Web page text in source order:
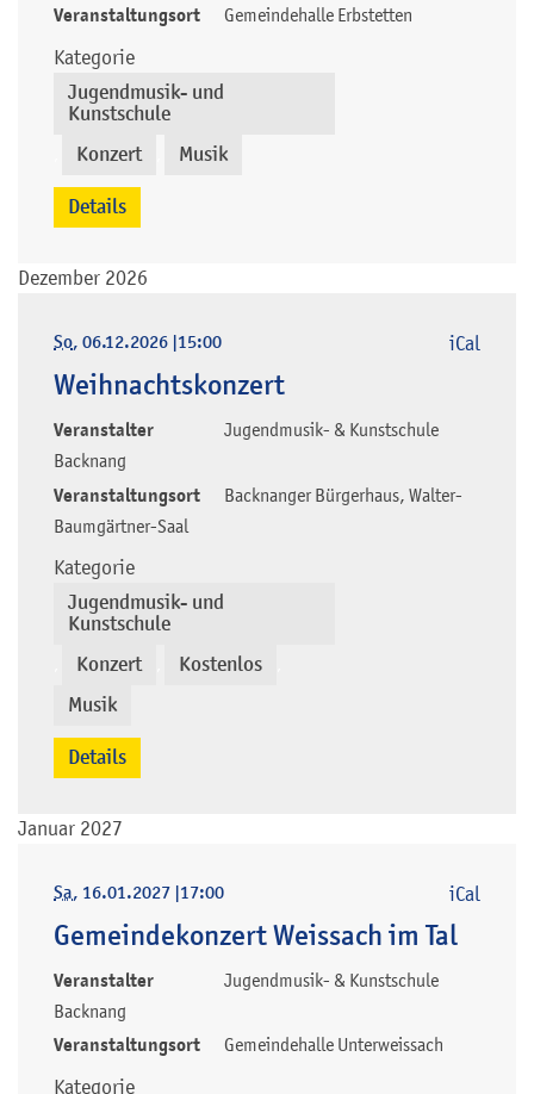
Veranstaltungsort Gemeindehalle Erbstetten
Kategorie
Jugendmusik- und
Kunstschule
Konzert Musik
Details
Dezember 2026
So, 06.12.2026 |15:00
Weihnachtskonzert
Veranstalter
Jugendmusik- & Kunstschule
Backnang
Veranstaltungsort
Backnanger Bürgerhaus, Walter-
Baumgärtner-Saal
Kategorie
Jugendmusik- und
Kunstschule
Konzert Kostenlos
Musik
iCal
Details
Januar 2027
Sa, 16.01.2027 |17:00
Gemeindekonzert Weissach im Tal
Veranstalter
Jugendmusik- & Kunstschule
Backnang
Veranstaltungsort Gemeindehalle Unterweissach
Kategorie
iCal